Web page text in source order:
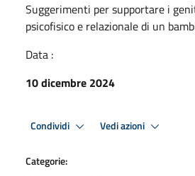
Suggerimenti per supportare i
psicofisico e relazionale di un
Data :
10 dicembre 2024
Condividi Vedi azioni
Categorie: